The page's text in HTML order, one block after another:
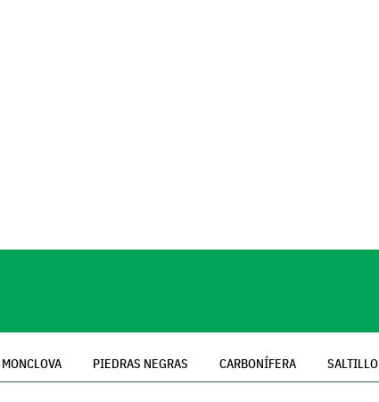
MONCLOVA PIEDRAS NEGRAS CARBONÍFERA SALTILLO